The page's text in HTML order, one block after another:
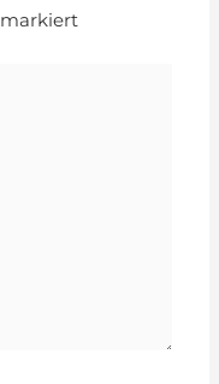
markiert